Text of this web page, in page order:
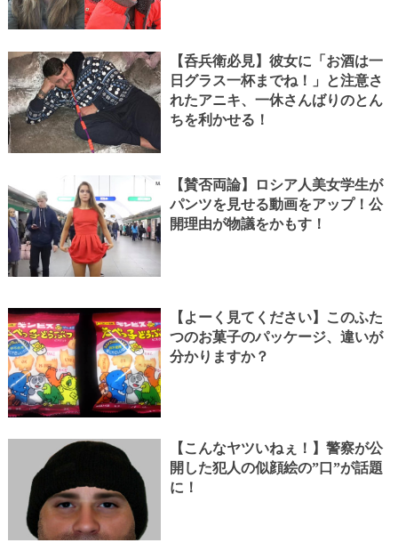
【呑兵衛必見】彼女に「お酒は一
日グラス一杯までね！」と注意さ
れたアニキ、一休さんばりのとん
ちを利かせる！
【賛否両論】ロシア人美女学生が
パンツを見せる動画をアップ！公
開理由が物議をかもす！
【よーく見てください】このふた
つのお菓子のパッケージ、違いが
分かりますか？
【こんなヤツいねぇ！】警察が公
開した犯人の似顔絵の”口”が話題
に！